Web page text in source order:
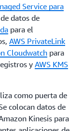
Service para
datos de
para el
AWS PrivateLink
Cloudwatch para
yAWS KMS
como puerta de
colocan datos de
Kinesis para